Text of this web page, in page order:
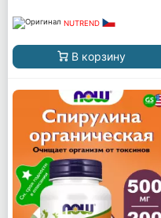
NUTREND
В корзину